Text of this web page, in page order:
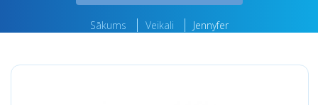
Sākums Veikali Jennyfer